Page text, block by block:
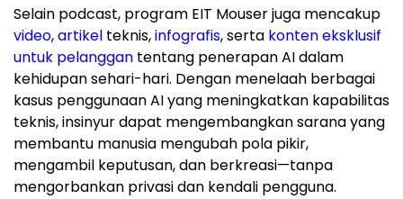
Selain podcast, program EIT Mouser juga mencakup
video,artikel teknis,infografis, serta konten eksklusif
untuk pelanggan tentang penerapan AI dalam
kehidupan sehari-hari. Dengan menelaah berbagai
kasus penggunaan AI yang meningkatkan kapabilitas
teknis, insinyur dapat mengembangkan sarana yang
membantu manusia mengubah pola pikir,
mengambil keputusan, dan berkreasi—tanpa
mengorbankan privasi dan kendali pengguna.